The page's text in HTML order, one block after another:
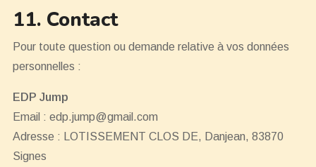
11. Contact
Pour toute question ou demande relative à vos données
personnelles :
EDP Jump
Email : edp.jump@gmail.com
Adresse : LOTISSEMENT CLOS DE, Danjean, 83870
Signes